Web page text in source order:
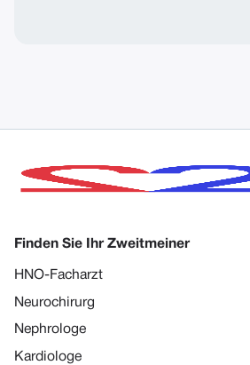
Finden Sie Ihr Zweitmeiner
HNO-Facharzt
Neurochirurg
Nephrologe
Kardiologe